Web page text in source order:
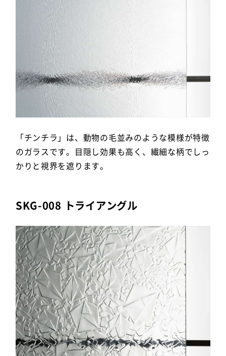
「チンチラ」は、動物の毛並みのような模様が特徴
のガラスです。目隠し効果も高く、繊細な柄でしっ
かりと視界を遮ります。
SKG-008 トライアングル